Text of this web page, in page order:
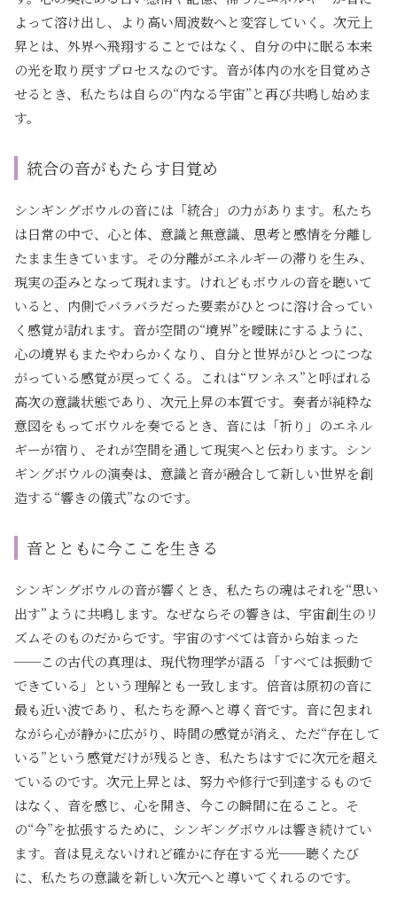
よって溶け出し、より高い周波数へと変容していく。次元上
昇とは、外界へ飛翔することではなく、自分の中に眠る本来
の光を取り戻すプロセスなのです。音が体内の水を目覚めさ
せるとき、私たちは自らの“内なる宇宙”と再び共鳴し始めま
す。
統合の音がもたらす目覚め
シンギングボウルの音には「統合」の力があります。私たち
は日常の中で、心と体、意識と無意識、思考と感情を分離し
たまま生きています。その分離がエネルギーの滞りを生み、
現実の歪みとなって現れます。けれどもボウルの音を聴いて
いると、内側でバラバラだった要素がひとつに溶け合ってい
く感覚が訪れます。音が空間の“境界”を曖昧にするように、
心の境界もまたやわらかくなり、自分と世界がひとつにつな
がっている感覚が戻ってくる。これは“ワンネス”と呼ばれる
高次の意識状態であり、次元上昇の本質です。奏者が純粋な
意図をもってボウルを奏でるとき、音には「祈り」のエネル
ギーが宿り、それが空間を通して現実へと伝わります。シン
ギングボウルの演奏は、意識と音が融合して新しい世界を創
造する“響きの儀式”なのです。
音とともに今ここを生きる
シンギングボウルの音が響くとき、私たちの魂はそれを“思い
出す”ように共鳴します。なぜならその響きは、宇宙創生のリ
ズムそのものだからです。宇宙のすべては音から始まった
──この古代の真理は、現代物理学が語る「すべては振動で
できている」という理解とも一致します。倍音は原初の音に
最も近い波であり、私たちを源へと導く音です。音に包まれ
ながら心が静かに広がり、時間の感覚が消え、ただ“存在して
いる”という感覚だけが残るとき、私たちはすでに次元を超え
ているのです。次元上昇とは、努力や修行で到達するもので
はなく、音を感じ、心を開き、今この瞬間に在ること。そ
の“今”を拡張するために、シンギングボウルは響き続けてい
ます。音は見えないけれど確かに存在する光──聴くたび
に、私たちの意識を新しい次元へと導いてくれるのです。